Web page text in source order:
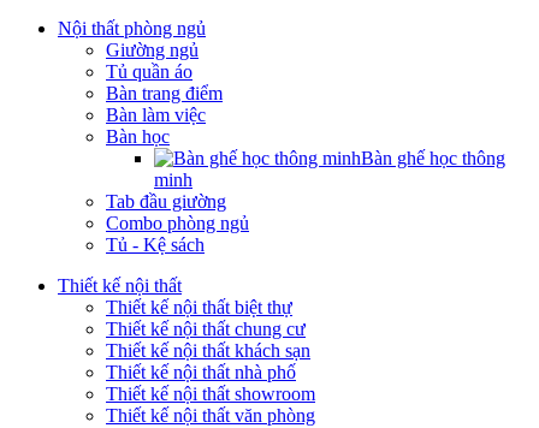
Nội thất phòng ngủ
Giường ngủ
Tủ quần áo
Bàn trang điểm
Bàn làm việc
Bàn học
Bàn ghế học thông
minh
Tab đầu giường
Combo phòng ngủ
Tủ - Kệ sách
Thiết kế nội thất
Thiết kế nội thất biệt thự
Thiết kế nội thất chung cư
Thiết kế nội thất khách sạn
Thiết kế nội thất nhà phố
Thiết kế nội thất showroom
Thiết kế nội thất văn phòng